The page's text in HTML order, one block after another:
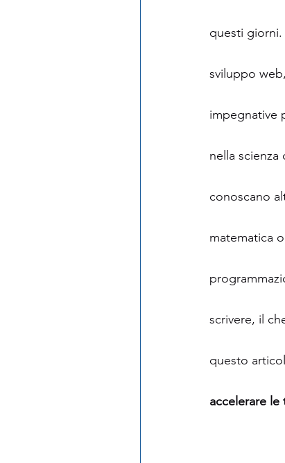
questi giorni.
sviluppo
impegnative
nella
conoscano
matematica
scrivere, il
questo
accelerare le